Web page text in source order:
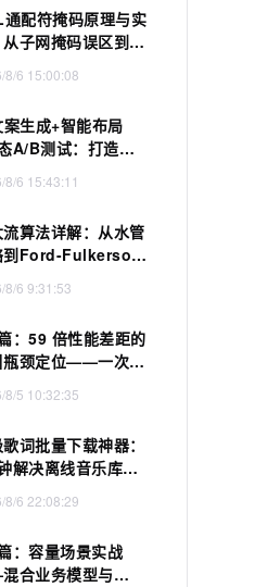
配符掩码原理与实
子网掩码误区到精
8/6 15:00:08
生成+智能布局
A/B测试：打造转
环，限免内测通道
8/6 15:43:11
算法详解：从水管
到Ford-Fulkerson
8/6 9:31:53
：59 倍性能差距的
瓶颈定位——一次教
8/5 10:32:35
词批量下载神器：
解决离线音乐库歌
8/6 22:08:29
：容量场景实战
合业务模型与